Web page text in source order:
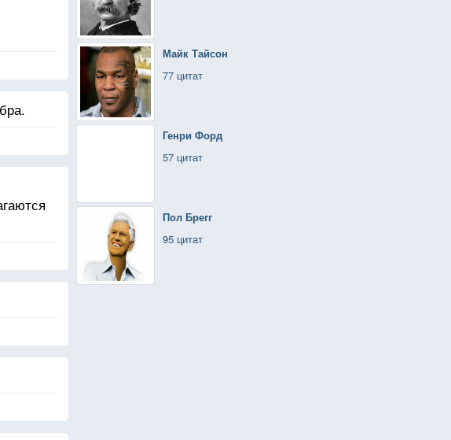
Майк Тайсон
77 цитат
Генри Форд
57 цитат
Пол Брегг
95 цитат